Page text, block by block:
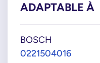
ADAPTABLE À
BOSCH
0221504016